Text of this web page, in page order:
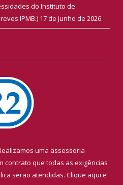
do Instituto de
IPMB.) 17 de junho de 2026
uma assessoria
contrato que todas as exigências
serão atendidas. Clique aqui e